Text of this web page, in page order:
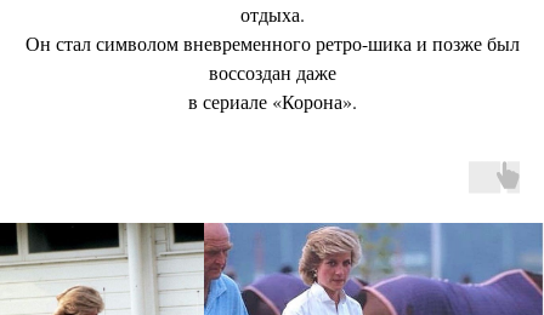
отдыха.
Он стал символом вневременного ретро-шика и позже был
воссоздан даже
в сериале «Корона».